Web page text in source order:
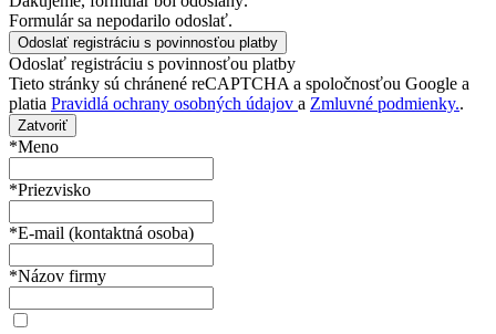
Formulár sa nepodarilo odoslať.
Odoslať registráciu s povinnosťou platby
Tieto stránky sú chránené reCAPTCHA a spoločnosťou Google a
platia Pravidlá ochrany osobných údajov a Zmluvné podmienky..
Zatvoriť
*Meno
*Priezvisko
*E-mail (kontaktná osoba)
*Názov firmy